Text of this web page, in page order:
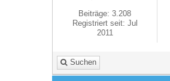
Beiträge: 3.208
Registriert seit: Jul
2011
Suchen